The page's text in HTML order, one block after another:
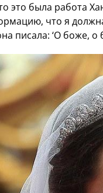
это была работа
что я
писала: ‘О боже, о